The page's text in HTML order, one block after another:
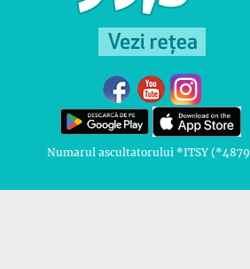
Numarul ascultatorului *ITSY